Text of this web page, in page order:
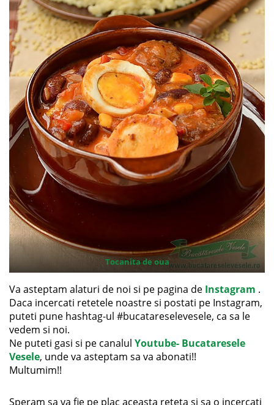
Tocanita de oua
Va asteptam alaturi de noi si pe pagina de Instagram .
Daca incercati retetele noastre si postati pe Instagram,
puteti pune hashtag-ul #bucatareselevesele, ca sa le
vedem si noi.
Ne puteti gasi si pe canalul Youtube- Bucataresele
Vesele, unde va asteptam sa va abonati!!
Multumim!!
Speram sa va fie pe plac aceasta reteta si sa o incercati